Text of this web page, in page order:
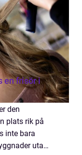
en frisör i
den
plats rik på
inte bara
utan